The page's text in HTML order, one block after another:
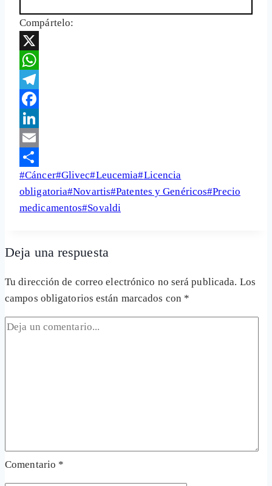
Compártelo:
X
WhatsApp
Telegram
Facebook
LinkedIn
Email
Share
Etiquetas
de
la
#Cáncer#Glivec#Leucemia#Licencia
obligatoria#Novartis#Patentes y Genéricos#Precio
medicamentos#Sovaldi
Deja una respuesta
Tu dirección de correo electrónico no será publicada. Los
campos obligatorios están marcados con *
Comentario *